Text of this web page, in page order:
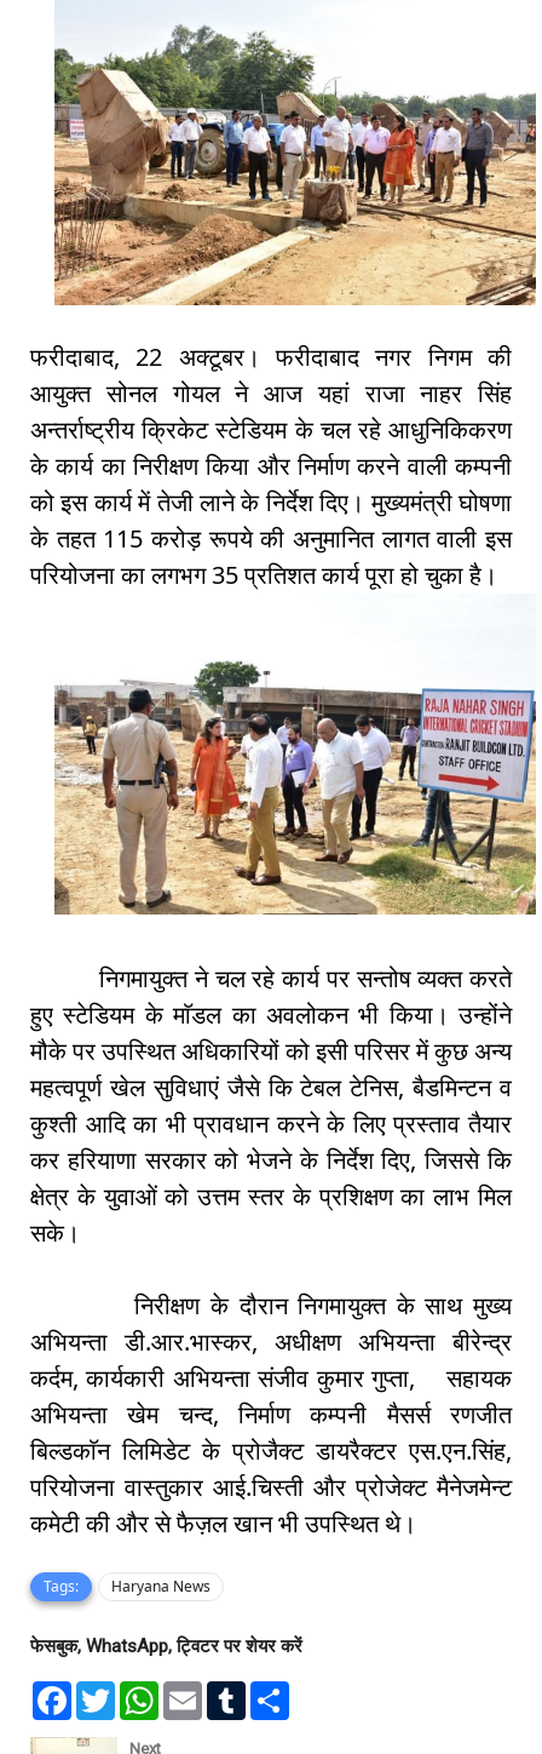
फरीदाबाद, 22 अक्टूबर। फरीदाबाद नगर निगम की
आयुक्त सोनल गोयल ने आज यहां राजा नाहर सिंह
अन्तर्राष्ट्रीय क्रिकेट स्टेडियम के चल रहे आधुनिकिकरण
के कार्य का निरीक्षण किया और निर्माण करने वाली कम्पनी
को इस कार्य में तेजी लाने के निर्देश दिए। मुख्यमंत्री घोषणा
के तहत 115 करोड़ रूपये की अनुमानित लागत वाली इस
परियोजना का लगभग 35 प्रतिशत कार्य पूरा हो चुका है।
निगमायुक्त ने चल रहे कार्य पर सन्तोष व्यक्त करते
हुए स्टेडियम के माॅडल का अवलोकन भी किया। उन्होंने
मौके पर उपस्थित अधिकारियों को इसी परिसर में कुछ अन्य
महत्वपूर्ण खेल सुविधाएं जैसे कि टेबल टेनिस, बैडमिन्टन व
कुश्ती आदि का भी प्रावधान करने के लिए प्रस्ताव तैयार
कर हरियाणा सरकार को भेजने के निर्देश दिए, जिससे कि
क्षेत्र के युवाओं को उत्तम स्तर के प्रशिक्षण का लाभ मिल
सके।
निरीक्षण के दौरान निगमायुक्त के साथ मुख्य
अभियन्ता डी.आर.भास्कर, अधीक्षण अभियन्ता बीरेन्द्र
कर्दम, कार्यकारी अभियन्ता संजीव कुमार गुप्ता, सहायक
अभियन्ता खेम चन्द, निर्माण कम्पनी मैसर्स रणजीत
बिल्डकाॅन लिमिडेट के प्रोजैक्ट डायरैक्टर एस.एन.सिंह,
परियोजना वास्तुकार आई.चिस्ती और प्रोजेक्ट मैनेजमेन्ट
कमेटी की और से फैज़ल खान भी उपस्थित थे।
Tags: Haryana News
फेसबुक, WhatsApp, ट्विटर पर शेयर करें
F
e
T
w
W
t
E
T
Next